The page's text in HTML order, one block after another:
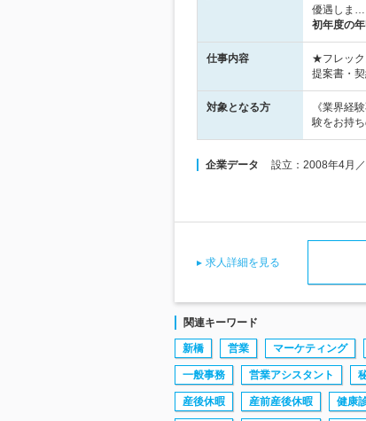
優遇しま…
初年度の年
仕事内容
★フレック
提案書・
対象となる方
《業界経
験をお持
企業データ 設立：2008年4月
求人詳細を見る
関連キーワード
新橋 営業 マーケティング
一般事務 営業アシスタント
産後休暇 産前産後休暇 健康